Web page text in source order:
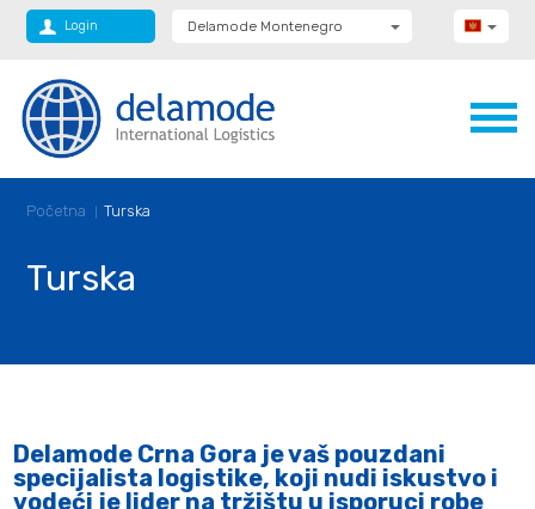
Login
Delamode Montenegro
Delamode Bulgaria
Delamode Estonia
Delamode Latvia
Početna Turska
Turska
Delamode Crna Gora je vaš pouzdani
specijalista logistike, koji nudi iskustvo i
vodeći je lider na tržištu u isporuci robe